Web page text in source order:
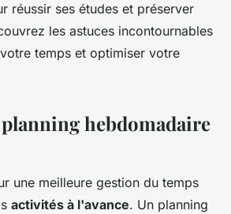
réussir ses études et préserver
les astuces incontournables
temps et optimiser votre
hebdomadaire
une meilleure gestion du temps
activités à l'avance. Un planning